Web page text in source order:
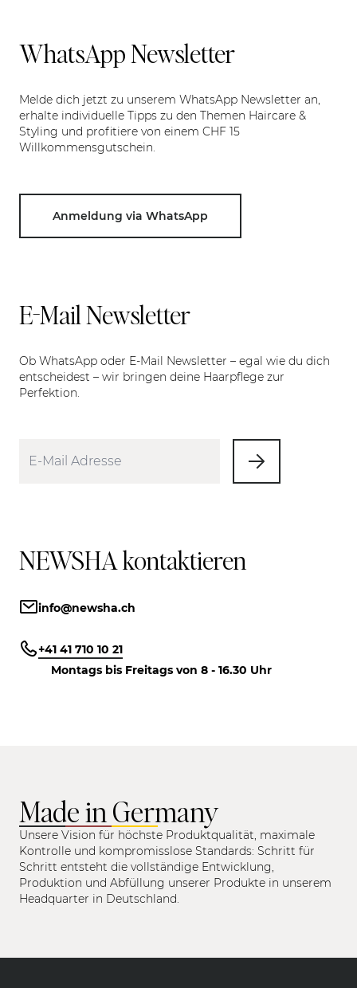
WhatsApp Newsletter
Melde dich jetzt zu unserem WhatsApp Newsletter an,
erhalte individuelle Tipps zu den Themen Haircare &
Styling und profitiere von einem CHF 15
Willkommensgutschein.
Anmeldung via WhatsApp
E-Mail Newsletter
Ob WhatsApp oder E-Mail Newsletter – egal wie du dich
entscheidest – wir bringen deine Haarpflege zur
Perfektion.
NEWSHA kontaktieren
info@newsha.ch
+41 41 710 10 21
Montags bis Freitags von 8 - 16.30 Uhr
Made in Germany
Unsere Vision für höchste Produktqualität, maximale
Kontrolle und kompromisslose Standards: Schritt für
Schritt entsteht die vollständige Entwicklung,
Produktion und Abfüllung unserer Produkte in unserem
Headquarter in Deutschland.